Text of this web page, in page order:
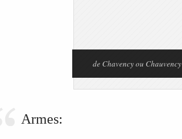
de Chavency ou Chauvency
Armes: